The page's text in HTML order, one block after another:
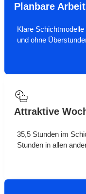
Planbare
Klare
und ohne
Attraktive
35,5 Stunden im
Stunden in allen